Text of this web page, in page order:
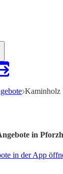
Kaminholz
in
in der App